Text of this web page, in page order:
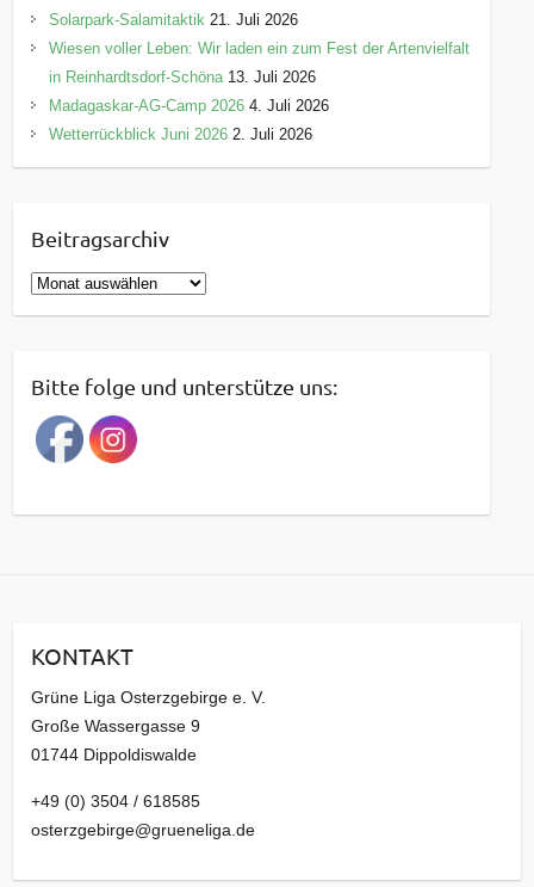
Solarpark-Salamitaktik 21. Juli 2026
Wiesen voller Leben: Wir laden ein zum Fest der Artenvielfalt
in Reinhardtsdorf-Schöna 13. Juli 2026
Madagaskar-AG-Camp 2026 4. Juli 2026
Wetterrückblick Juni 2026 2. Juli 2026
Beitragsarchiv
B
e
r
a
g
a
v
Bitte folge und unterstütze uns:
KONTAKT
Grüne Liga Osterzgebirge e. V.
Große Wassergasse 9
01744 Dippoldiswalde
+49 (0) 3504 / 618585
osterzgebirge@grueneliga.de